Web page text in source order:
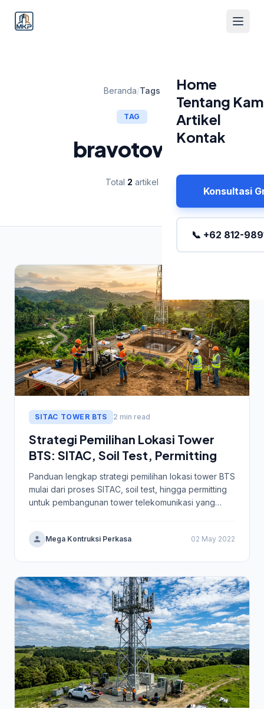
Home
Tentang
Artikel
Kontak
Konsultasi
📞 +62 812-
Beranda/Tags
TAG
bravotower
Total 2 artikel
SITAC TOWER BTS 2 min read
Strategi Pemilihan Lokasi Tower
BTS: SITAC, Soil Test, Permitting
Panduan lengkap strategi pemilihan lokasi tower BTS
mulai dari proses SITAC, soil test, hingga permitting
untuk pembangunan tower telekomunikasi yang
Mega Kontruksi Perkasa 02 May 2022